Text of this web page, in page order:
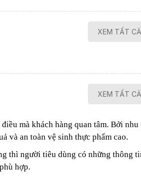
XEM TẤT CẢ
XEM TẤT CẢ
mà khách hàng quan tâm. Bởi
và an toàn vệ sinh thực phẩm cao.
thì người tiêu dùng có những thông
hợp.